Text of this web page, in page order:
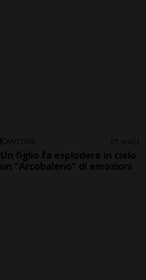
CANTONE 1 ora 1
Un figlio fa esplodere in cielo
un "Arcobaleno" di emozioni